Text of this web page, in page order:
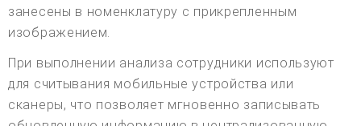
занесены в номенклатуру с прикрепленным
изображением.
При выполнении анализа сотрудники используют
для считывания мобильные устройства или
сканеры, что позволяет мгновенно записывать